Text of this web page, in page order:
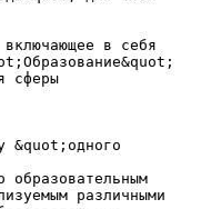
в себя
сферы
&quot;одного
образовательным
различными